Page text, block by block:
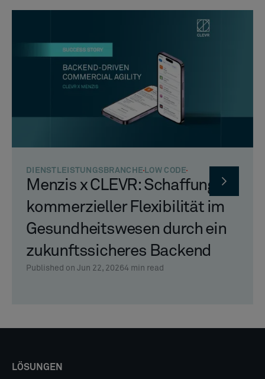
DIENSTLEISTUNGSBRANCHE LOW CODE
Menzis x CLEVR: Schaffung
kommerzieller Flexibilität im
Gesundheitswesen durch ein
zukunftssicheres Backend
Published on Jun 22, 20264 min read
LÖSUNGEN